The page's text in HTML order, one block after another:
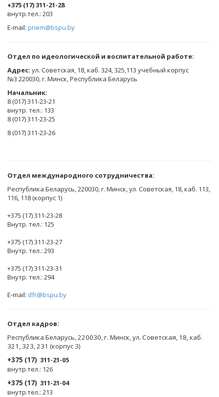
+375 (17) 311-21-28
​внутр.тел.: 203
E-mail: priem@bspu.by
Отдел по идеологической и воспитательной работе:
Адрес: ул. Советская, 18, каб. 324, 325,113 учебный корпус
№3 220030, г. Минск, Республика Беларусь
Начальник:
8 (017) 311-23-21
внутр. тел.: 133
8 (017) 311-23-25
8 (017) 311-23-26
Отдел международного сотрудничества:
Республика Беларусь, 220030, г. Минск, ул. Советская, 18, каб. 113,
116, 118 (корпус 1)
+375 (17) 311-23-28
Внутр. тел.: 125
+375 (17) 311-23-27
Внутр. тел.: 293
+375 (17) 311-23-31
Внутр. тел.: 294
E-mail: dfr@bspu.by
Отдел кадров:
Республика Беларусь, 220030, г. Минск, ул. Советская, 18, каб.
321, 323, 231 (корпус 3)
+375 (17) 311-21-05
внутр.тел.: 126
+375 (17) 311-21-04
внутр.тел.: 213